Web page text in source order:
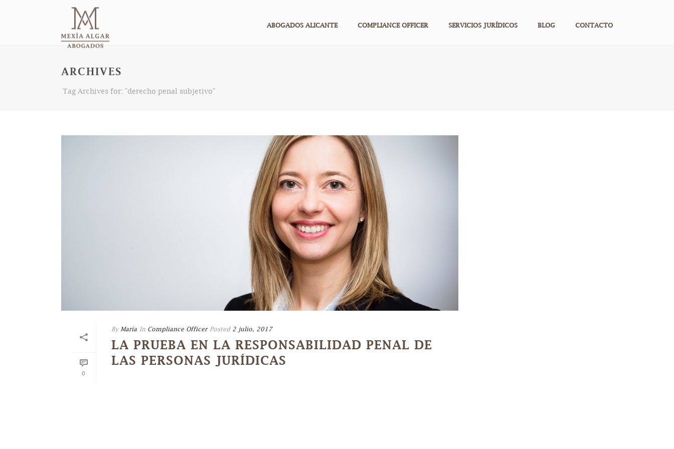
ABOGADOS ALICANTE COMPLIANCE OFFICER SERVICIOS JURÍDICOS BLOG CONTACTO
ARCHIVES
Tag Archives for: "derecho penal subjetivo"
0
By María In Compliance Officer Posted 2 julio, 2017
LA PRUEBA EN LA RESPONSABILIDAD PENAL DE
LAS PERSONAS JURÍDICAS